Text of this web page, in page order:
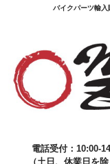
バイクパーツ輸
電話受付：10:00-
（土日、休業日を除